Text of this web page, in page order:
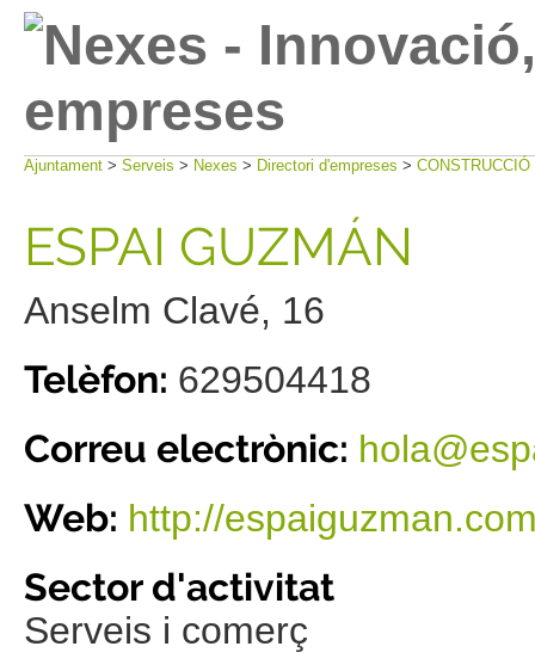
Ajuntament > Serveis > Nexes > Directori d'empreses >
ESPAI GUZMÁN
Anselm Clavé, 16
Telèfon: 629504418
Correu electrònic: hola
Web: http://
Sector d'activitat
Serveis i comerç